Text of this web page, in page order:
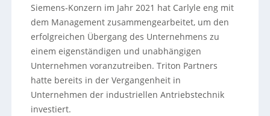
Siemens-Konzern im Jahr 2021 hat Carlyle eng mit
dem Management zusammengearbeitet, um den
erfolgreichen Übergang des Unternehmens zu
einem eigenständigen und unabhängigen
Unternehmen voranzutreiben. Triton Partners
hatte bereits in der Vergangenheit in
Unternehmen der industriellen Antriebstechnik
investiert.